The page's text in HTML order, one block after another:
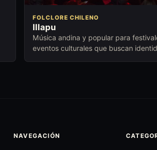
FOLCLORE CHILENO
Illapu
Música andina y popular para
eventos culturales que buscan
NAVEGACIÓN